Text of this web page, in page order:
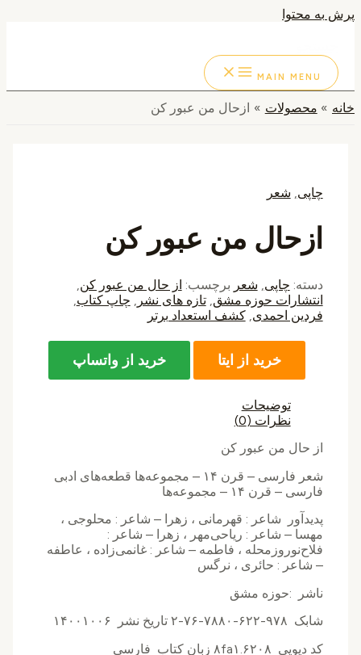
پرش به محتوا
MAIN MENU
خانه محصولات ازحال من عبور کن
چاپی, شعر
ازحال من عبور کن
دسته: چاپی شعر برچسب: از حال من عبور کن
انتشارات حوزه مشق ,تازه های نشر چاپ کتاب
فردین احمدی ,کشف استعداد برتر
خرید از ایتا خرید از واتساپ
توضیحات
نظرات (0)
از حال من عبور کن
شعر فارسی – قرن ۱۴ – مجموعه‌ها قطعه‌های ادبی
فارسی – قرن ۱۴ – مجموعه‌ها
پدیدآور شاعر : قهرمانی ، زهرا – شاعر : محلوجی ،
مهسا – شاعر : ریاحی‌مهر ، زهرا – شاعر :
فلاح‌نوروزمحله ، فاطمه – شاعر : غانمی‌زاده ، عاطفه
– شاعر : حائری ، نرگس
ناشر :حوزه مشق
شابک ۹۷۸-۶۲۲-۷۸۸۰-۷۶-۲ تاریخ نشر ۱۴۰۰۱۰۰۶
کد دیویی ۸fa۱.۶۲۰۸ زبان کتاب فارسی